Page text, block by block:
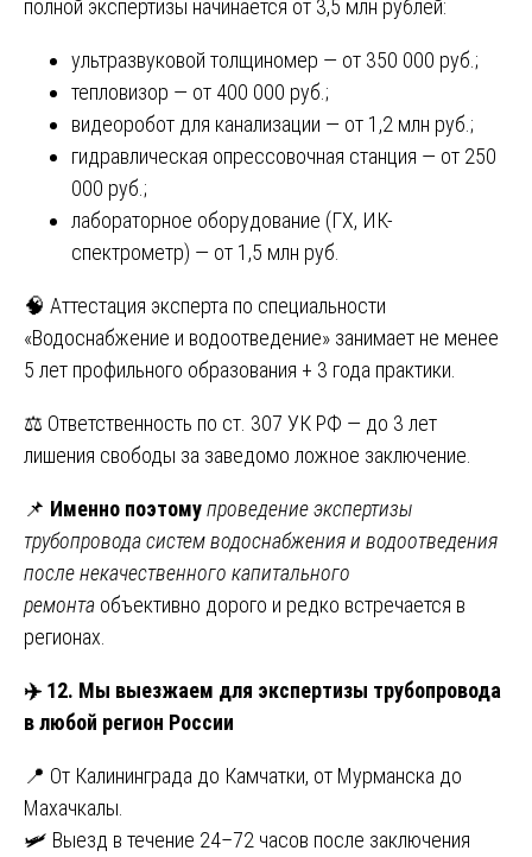
полной экспертизы начинается от 3,5 млн рублей:
ультразвуковой толщиномер — от 350 000 руб.;
тепловизор — от 400 000 руб.;
видеоробот для канализации — от 1,2 млн руб.;
гидравлическая опрессовочная станция — от 250
000 руб.;
лабораторное оборудование (ГХ, ИК-
спектрометр) — от 1,5 млн руб.
🧠 Аттестация эксперта по специальности
«Водоснабжение и водоотведение» занимает не менее
5 лет профильного образования + 3 года практики.
⚖️ Ответственность по ст. 307 УК РФ — до 3 лет
лишения свободы за заведомо ложное заключение.
📌 Именно поэтомупроведение экспертизы
трубопровода систем водоснабжения и водоотведения
после некачественного капитального
ремонта объективно дорого и редко встречается в
регионах.
✈️ 12. Мы выезжаем для экспертизы трубопровода
в любой регион России
📍 От Калининграда до Камчатки, от Мурманска до
Махачкалы.
🛩️ Выезд в течение 24–72 часов после заключения